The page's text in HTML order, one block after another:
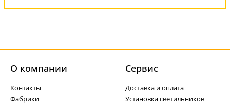
О компании
Контакты
Фабрики
Cервис
Доставка и оплата
Установка светильников